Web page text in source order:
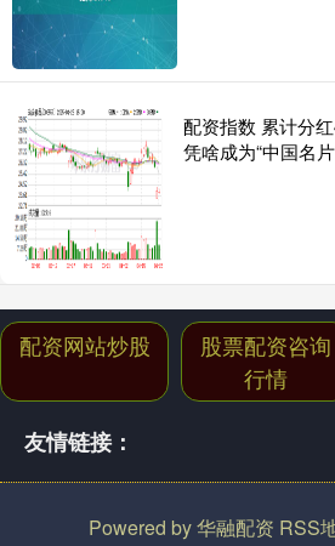
配资指数 累计分
凭啥成为“中国名片
配资网站炒股
股票配资咨询
行情
友情链接：
Powered by华融配资 RSS